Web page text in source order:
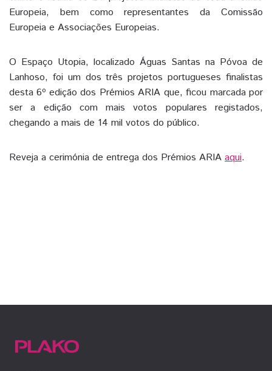
Europeia, bem como representantes da Comissão
Europeia e Associações Europeias.
O Espaço Utopia, localizado Águas Santas na Póvoa de
Lanhoso, foi um dos três projetos portugueses finalistas
desta 6º edição dos Prémios ARIA que, ficou marcada por
ser a edição com mais votos populares registados,
chegando a mais de 14 mil votos do público.
Reveja a cerimónia de entrega dos Prémios ARIA aqui.